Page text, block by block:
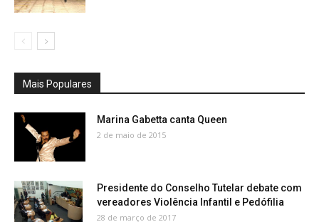
Mais Populares
Marina Gabetta canta Queen
2 de maio de 2015
Presidente do Conselho Tutelar debate com
vereadores Violência Infantil e Pedófilia
28 de março de 2017